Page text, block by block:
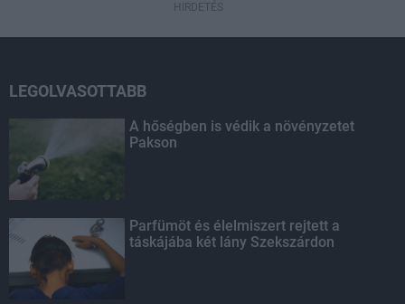
HIRDETÉS
LEGOLVASOTTABB
A hőségben is védik a növényzetet
Pakson
Parfümöt és élelmiszert rejtett a
táskájába két lány Szekszárdon